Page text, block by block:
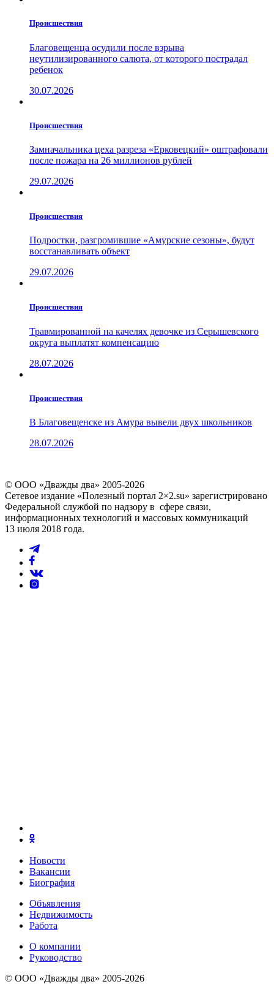
Проиcшествия
Благовещенца осудили после взрыва
неутилизированного салюта, от которого пострадал
ребенок
30.07.2026
Проиcшествия
Замначальника цеха разреза «Ерковецкий» оштрафовали
после пожара на 26 миллионов рублей
29.07.2026
Проиcшествия
Подростки, разгромившие «Амурские сезоны», будут
восстанавливать объект
29.07.2026
Проиcшествия
Травмированной на качелях девочке из Серышевского
округа выплатят компенсацию
28.07.2026
Проиcшествия
В Благовещенске из Амура вывели двух школьников
28.07.2026
© ООО «Дважды два» 2005-2026
Сетевое издание «Полезный портал 2×2.su» зарегистрировано
Федеральной службой по надзору в сфере связи,
информационных технологий и массовых коммуникаций
13 июля 2018 года.
Новости
Вакансии
Биография
Объявления
Недвижимость
Работа
О компании
Руководство
© ООО «Дважды два» 2005-2026